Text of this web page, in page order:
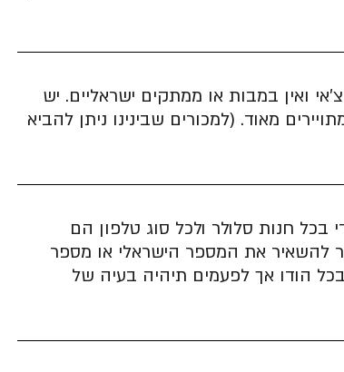
ואין במבות או ממתקים ישראליים. יש
מאוד. (למכורים שבינינו ניתן להביא
בכל חנות סלולר ולכל סוג טלפון הם
להשאיר את המספר הישראלי או מספר
הודו אך לפעמים תיהיה בעיה של